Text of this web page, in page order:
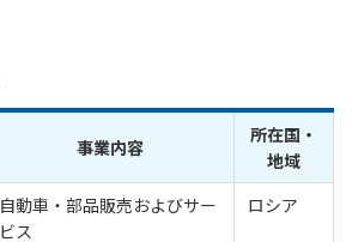
事業内容
所在国・
地域
自動車・部品販売およびサー
ビス
ロシア